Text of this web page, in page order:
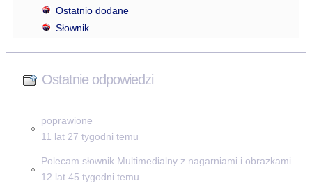
Ostatnio dodane
Słownik
Ostatnie odpowiedzi
poprawione
11 lat 27 tygodni temu
Polecam słownik Multimedialny z nagarniami i obrazkami
12 lat 45 tygodni temu